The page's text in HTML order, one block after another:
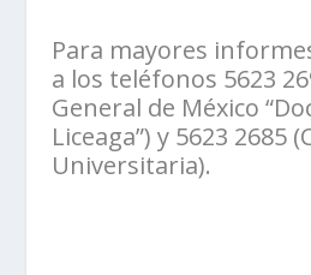
Para mayores
a los teléfonos 5623
General de México
Liceaga”) y 5623 2685
Universitaria).